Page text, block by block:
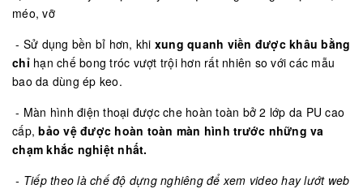
méo, vỡ
- Sử dụng bền bỉ hơn, khi xung quanh viền được khâu bằng
chỉhạn chế bong tróc vượt trội hơn rất nhiên so với các mẫu
bao da dùng ép keo.
- Màn hình điện thoại được che hoàn toàn bở 2 lớp da PU cao
cấp,bảo vệ được hoàn toàn màn hình trước những va
chạm khắc nghiệt nhất.
- Tiếp theo là chế độ dựng nghiêng để xem video hay lướt web